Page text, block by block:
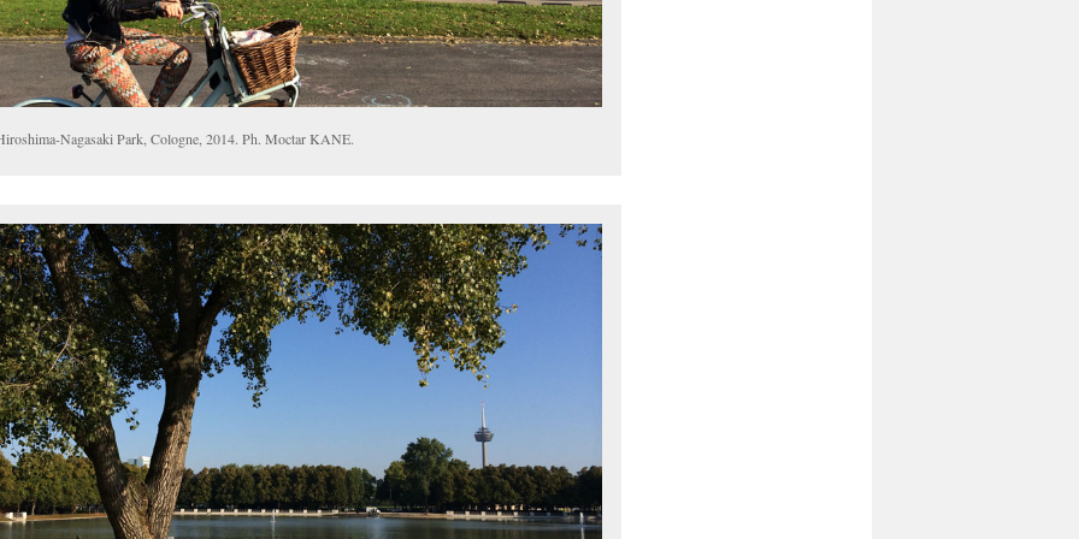
Nagasaki Park, Cologne, 2014. Ph. Moctar KANE.